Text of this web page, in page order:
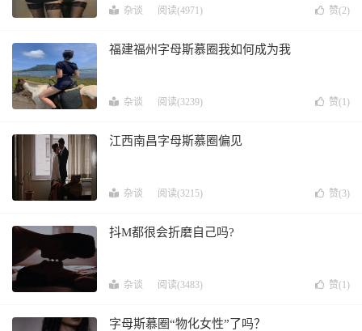
杂谈 阅读(4971) 赞(2)
福建福州字母斯慕圈我如何成为我
杂谈 阅读(3239) 赞(1)
江西南昌字母斯慕圈偏见
杂谈 阅读(3215) 赞(3)
抖M都很会折磨自己吗?
杂谈 阅读(3483) 赞(1)
字母斯慕圈“物化女性”了吗？